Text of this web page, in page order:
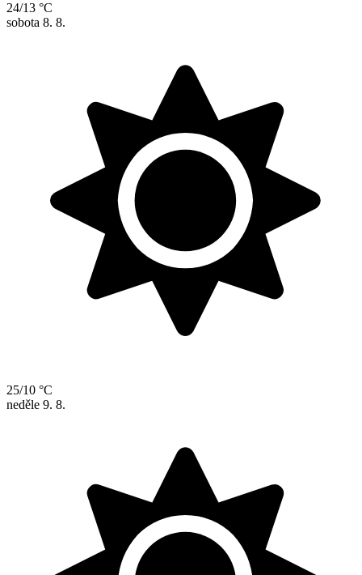
24/13 °C
sobota 8. 8.
25/10 °C
neděle 9. 8.